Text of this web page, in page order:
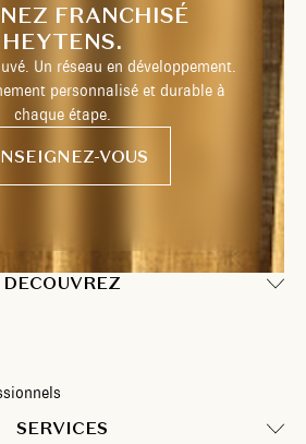
DECOUVREZ
SERVICES
FRANCHISÉ
HEYTENS.
Un réseau en développement.
personnalisé et durable à
chaque étape.
VOUS